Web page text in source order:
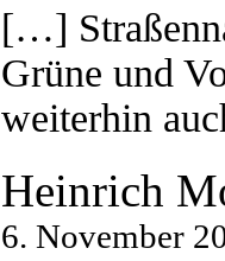
[…]
Grüne und
weiterhin
Heinrich
6. November